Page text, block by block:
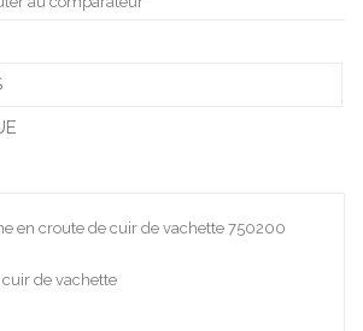
en croute de cuir de vachette 750200
cuir de vachette